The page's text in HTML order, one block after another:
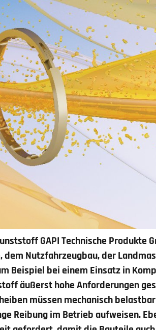
GAPI Technische Produkte
Nutzfahrzeugbau, der
Beispiel bei einem Einsatz in
äußerst hohe Anforderungen
müssen mechanisch
Reibung im Betrieb aufweisen.